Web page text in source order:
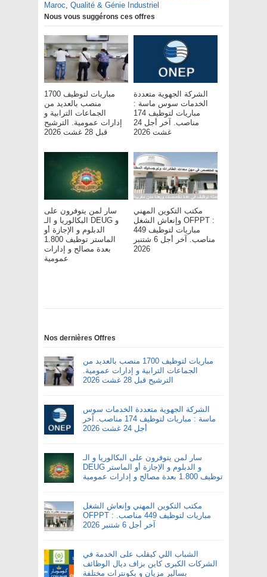
Maroc, Qualité & Génie Industriel
Nous vous suggérons ces offres
مباريات لتوظيف 1700
منصب بالعديد من
الجماعات الترابية و
إدارات عمومية. الترشيح
قبل 28 غشت 2026
الشركة الجهوية متعددة
الخدمات سوس ماسة :
مباريات لتوظيف 174
مناصب. آخر أجل 24
غشت 2026
سار لمن يتوفرون على
البكالوريا و الـ DEUG و
الدبلوم و الإجازة أو
الماستر توظيف 1.800
بعدة مصالح و إدارات
عمومية
مكتب التكوين المهني
وإنعاش الشغل OFPPT :
مباريات لتوظيف 449
مناصب. آخر أجل 6 شتنبر
2026
Nos dernières Offres
مباريات لتوظيف 1700 منصب بالعديد من
الجماعات الترابية و إدارات عمومية.
الترشيح قبل 28 غشت 2026
الشركة الجهوية متعددة الخدمات سوس
ماسة : مباريات لتوظيف 174 مناصب. آخر
أجل 24 غشت 2026
سار لمن يتوفرون على البكالوريا و الـ
DEUG و الدبلوم و الإجازة أو الماستر
توظيف 1.800 بعدة مصالح و إدارات عمومية
مكتب التكوين المهني وإنعاش الشغل
OFPPT : مباريات لتوظيف 449 مناصب.
آخر أجل 6 شتنبر 2026
الشباب اللي كيقلب على الخدمة في
الشركات الكبرى كاين بزاف ديال الوظائف
بسالير مزيان و بكونترات مختلفة